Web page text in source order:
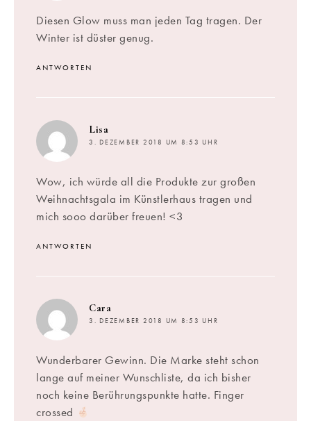
Diesen Glow muss man jeden Tag tragen. Der
Winter ist düster genug.
ANTWORTEN
Lisa
3. DEZEMBER 2018 UM 8:53 UHR
Wow, ich würde all die Produkte zur großen
Weihnachtsgala im Künstlerhaus tragen und
mich sooo darüber freuen! <3
ANTWORTEN
Cara
3. DEZEMBER 2018 UM 8:53 UHR
Wunderbarer Gewinn. Die Marke steht schon
lange auf meiner Wunschliste, da ich bisher
noch keine Berührungspunkte hatte. Finger
crossed